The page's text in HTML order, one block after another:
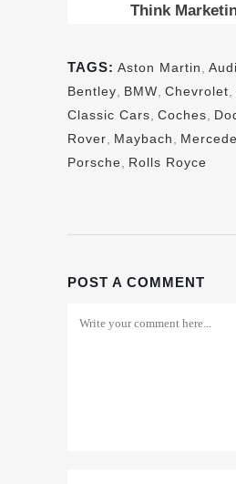
Think
TAGS: Aston Martin Audi
Bentley
BMW Chevrolet
Classic Cars Coches
Rover
Maybach
Porsche
Rolls Royce
POST A COMMENT